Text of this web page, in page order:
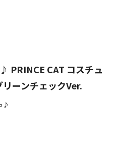
PRINCE CAT コスチュ
ーンチェックVer.
♪